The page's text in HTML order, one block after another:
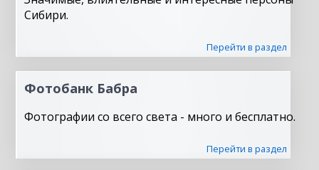
Сибири.
Перейти в раздел
Фотобанк Бабра
Фотографии со всего света - много и бесплатно.
Перейти в раздел